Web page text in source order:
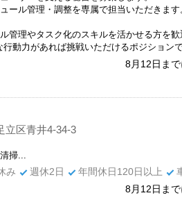
ール管理・調整を専属で担当いただきます
管理やタスク化のスキルを活かせる方を歓
動力があれば挑戦いただけるポジション
8月12日ま
立区青井4-34-3
掃...
み 週休2日 年間休日120日以上
8月12日ま